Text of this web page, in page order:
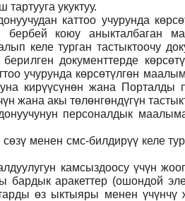
укуктуу.
каттоо учурунда
бербей коюу аныкталбаган
келе турган тастыктоочу
документтерде
учурунда көрсөтүлгөн
кирүүсүнөн жана Порталды
жана акы төлөнгөндүгүн
персоналдык
сөзү менен смс-билдирүү келе
камсыздоосу үчүн
аракеттер (ошондой
өз ыктыяры менен